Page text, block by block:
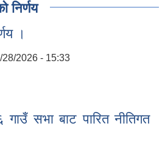
निर्णय
।
28/2026 - 15:33
सभा बाट पारित नीतिगत